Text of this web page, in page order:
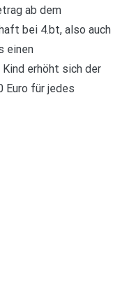
ab dem
bei 4.bt, also auch
einen
erhöht sich der
Euro für jedes